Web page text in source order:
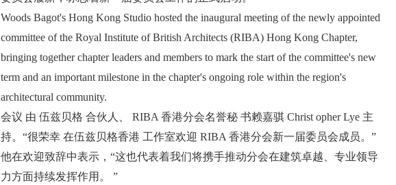
Woods Bagot's Hong Kong Studio hosted the inaugural meeting of the newly appointed
committee of the Royal Institute of British Architects (RIBA) Hong Kong Chapter,
bringing together chapter leaders and members to mark the start of the committee's new
term and an important milestone in the chapter's ongoing role within the region's
architectural community.
会议 由 伍兹贝格 合伙人、 RIBA 香港分会名誉秘 书赖嘉骐 Christ opher Lye 主
持。“很荣幸 在伍兹贝格香港 工作室欢迎 RIBA 香港分会新一届委员会成员。”
他在欢迎致辞中表示，“这也代表着我们将携手推动分会在建筑卓越、专业领导
力方面持续发挥作用。 ”